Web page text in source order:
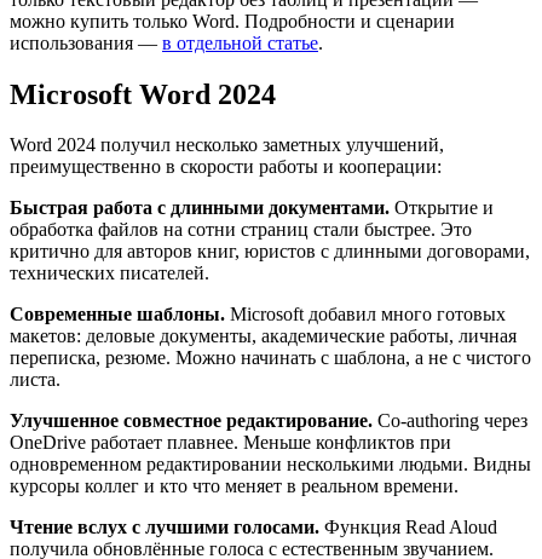
можно купить только Word. Подробности и сценарии
использования — в отдельной статье.
Microsoft Word 2024
Word 2024 получил несколько заметных улучшений,
преимущественно в скорости работы и кооперации:
Быстрая работа с длинными документами. Открытие и
обработка файлов на сотни страниц стали быстрее. Это
критично для авторов книг, юристов с длинными договорами,
технических писателей.
Современные шаблоны. Microsoft добавил много готовых
макетов: деловые документы, академические работы, личная
переписка, резюме. Можно начинать с шаблона, а не с чистого
листа.
Улучшенное совместное редактирование. Co-authoring через
OneDrive работает плавнее. Меньше конфликтов при
одновременном редактировании несколькими людьми. Видны
курсоры коллег и кто что меняет в реальном времени.
Чтение вслух с лучшими голосами. Функция Read Aloud
получила обновлённые голоса с естественным звучанием.